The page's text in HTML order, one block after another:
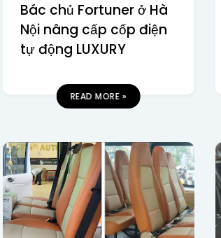
Bác chủ Fortuner ở Hà
Nội nâng cấp cốp điện
tự động LUXURY
READ MORE »